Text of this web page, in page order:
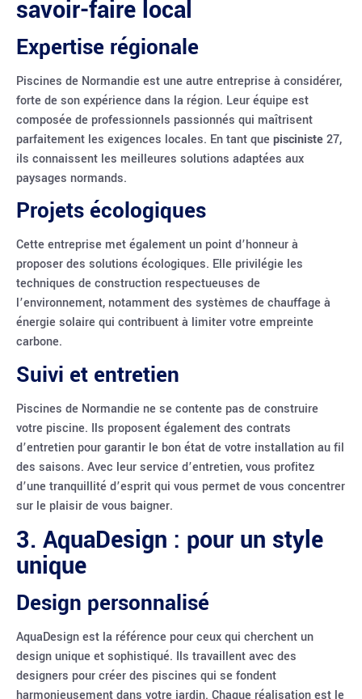
savoir-faire local
Expertise régionale
Piscines de Normandie est une autre entreprise à considérer,
forte de son expérience dans la région. Leur équipe est
composée de professionnels passionnés qui maîtrisent
parfaitement les exigences locales. En tant que pisciniste27,
ils connaissent les meilleures solutions adaptées aux
paysages normands.
Projets écologiques
Cette entreprise met également un point d’honneur à
proposer des solutions écologiques. Elle privilégie les
techniques de construction respectueuses de
l’environnement, notamment des systèmes de chauffage à
énergie solaire qui contribuent à limiter votre empreinte
carbone.
Suivi et entretien
Piscines de Normandie ne se contente pas de construire
votre piscine. Ils proposent également des contrats
d’entretien pour garantir le bon état de votre installation au fil
des saisons. Avec leur service d’entretien, vous profitez
d’une tranquillité d’esprit qui vous permet de vous concentrer
sur le plaisir de vous baigner.
3. AquaDesign : pour un style
unique
Design personnalisé
AquaDesign est la référence pour ceux qui cherchent un
design unique et sophistiqué. Ils travaillent avec des
designers pour créer des piscines qui se fondent
harmonieusement dans votre jardin. Chaque réalisation est le